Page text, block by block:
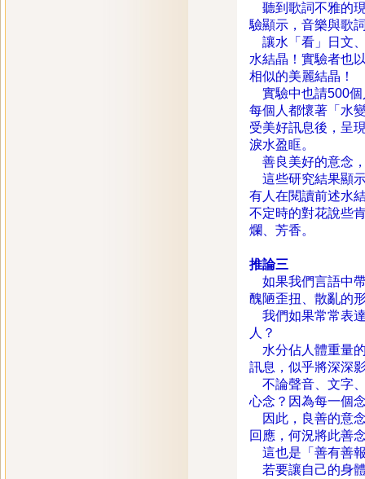
聽到歌詞不雅的
驗顯示，音樂與歌
讓水「看」日文
水結晶！實驗者也
相似的美麗結晶！
實驗中也請500個
每個人都懷著「水
受美好訊息後，呈
淚水盈眶。
善良美好的意念
這些研究結果顯
有人在閱讀前述水
不定時的對花說些
爛、芳香。
推論三
如果我們言語中
醜陋歪扭、散亂的
我們如果常常表
人？
水分佔人體重量
訊息，似乎將深深
不論聲音、文字
心念？因為每一個
因此，良善的意
回應，何況將此善
這也是「善有善
若要讓自己的身